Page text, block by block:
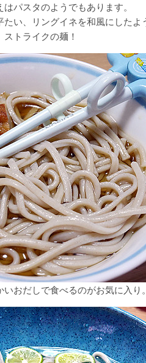
パスタのようでもあります。
い、リングイネを和風にした
トライクの麺！
おだしで食べるのがお気に入り。